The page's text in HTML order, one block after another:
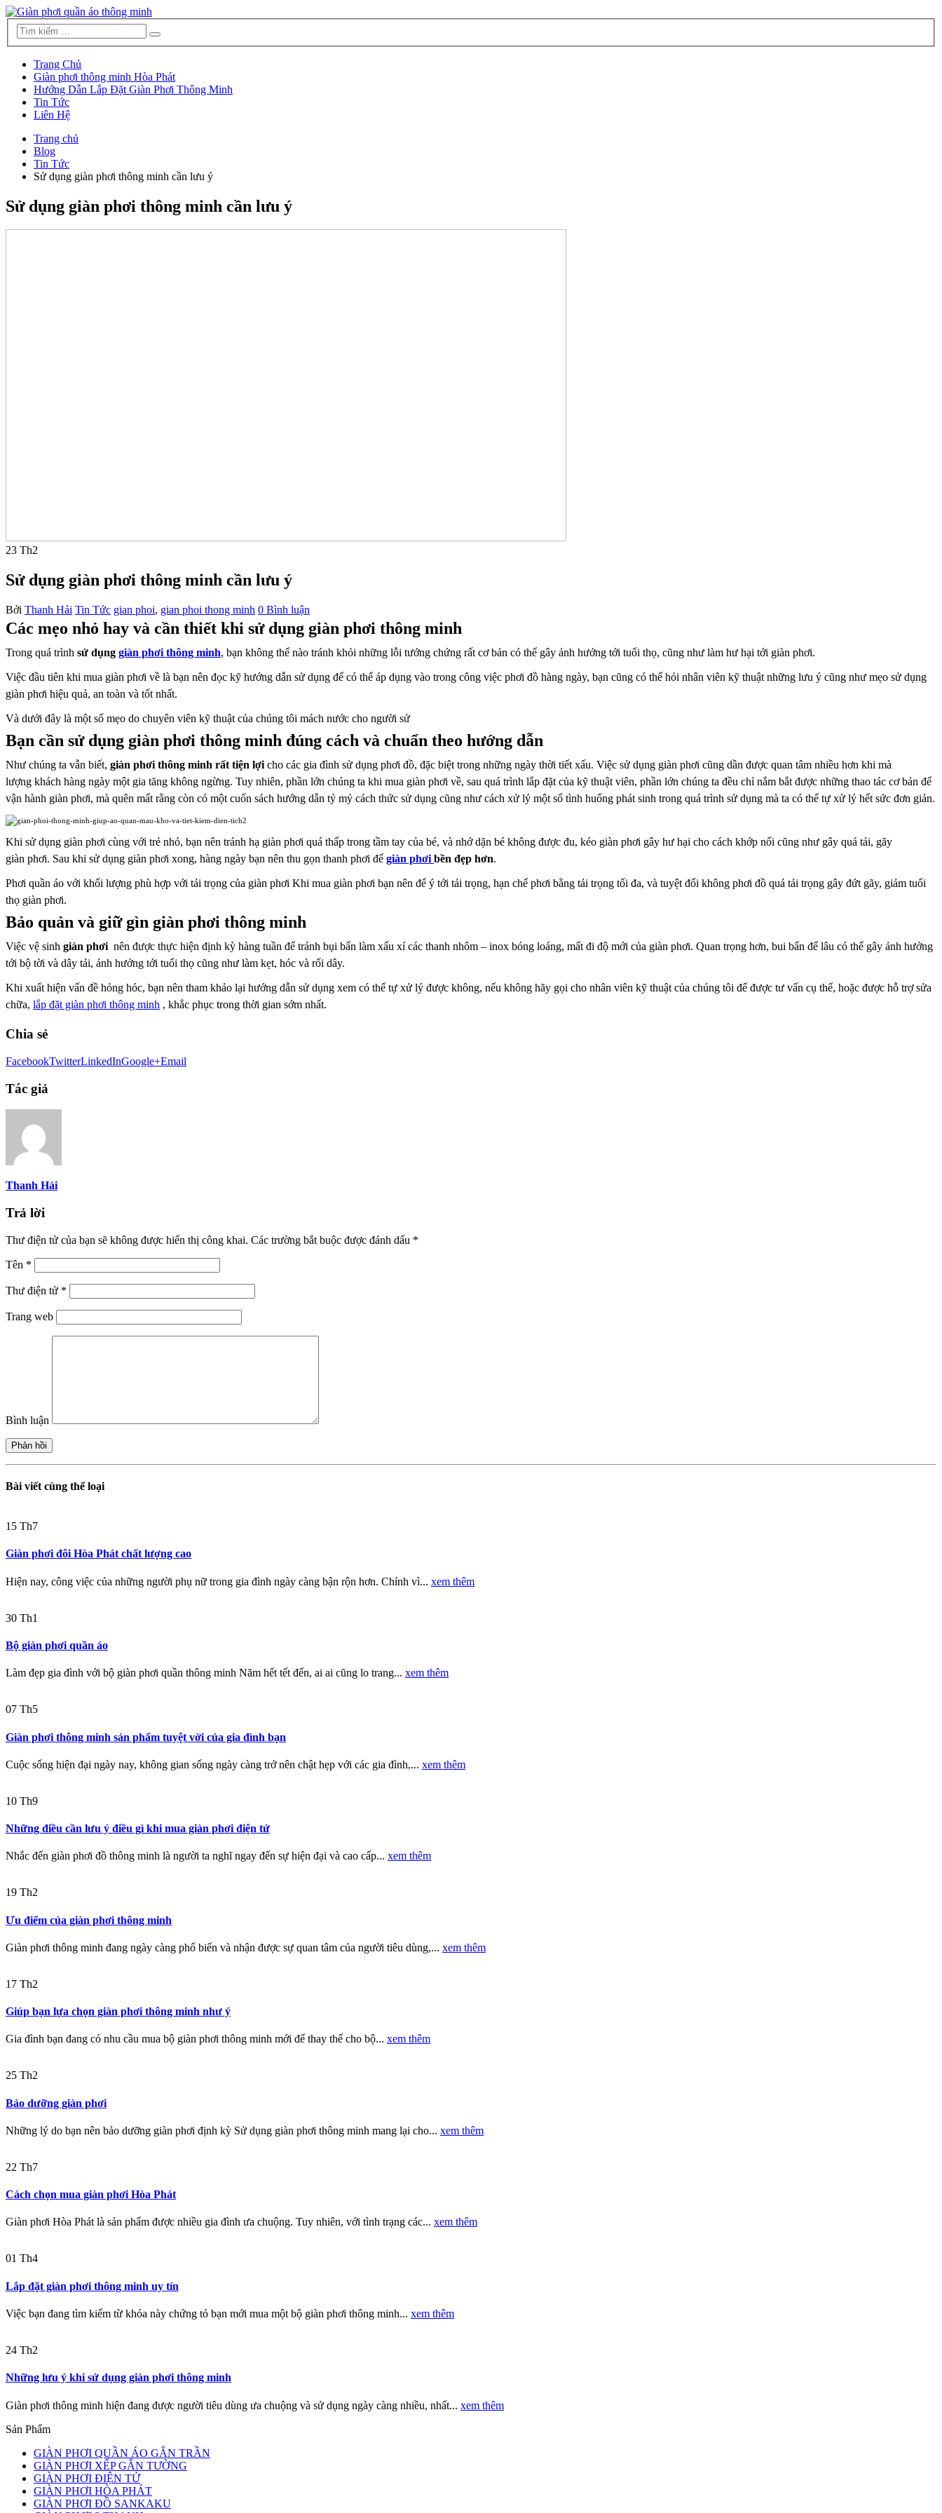
Trang Chủ
Giàn phơi thông minh Hòa Phát
Hướng Dẫn Lắp Đặt Giàn Phơi Thông Minh
Tin Tức
Liên Hệ
Trang chủ
Blog
Tin Tức
Sử dụng giàn phơi thông minh cần lưu ý
Sử dụng giàn phơi thông minh cần lưu ý
23 Th2
Sử dụng giàn phơi thông minh cần lưu ý
Bởi Thanh Hải Tin Tức gian phoi, gian phoi thong minh 0 Bình luận
Các mẹo nhỏ hay và cần thiết khi sử dụng giàn phơi thông minh
Trong quá trình sử dụng giàn phơi thông minh, bạn không thể nào tránh khỏi những lỗi tưởng chứng rất cơ bản có thể gây ảnh hưởng tới tuổi thọ, cũng như làm hư hại tới giàn phơi.
Việc đầu tiên khi mua giàn phơi về là bạn nên đọc kỹ hướng dẫn sử dụng để có thể áp dụng vào trong công việc phơi đồ hàng ngày, bạn cũng có thể hỏi nhân viên kỹ thuật những lưu ý cũng như mẹo sử dụng
giàn phơi hiệu quả, an toàn và tốt nhất.
Và dưới đây là một số mẹo do chuyên viên kỹ thuật của chúng tôi mách nước cho người sử
Bạn cần sử dụng giàn phơi thông minh đúng cách và chuẩn theo hướng dẫn
Như chúng ta vẫn biết, giàn phơi thông minh rất tiện lợi cho các gia đình sử dụng phơi đồ, đặc biệt trong những ngày thời tiết xấu. Việc sử dụng giàn phơi cũng dần được quan tâm nhiều hơn khi mà
lượng khách hàng ngày một gia tăng không ngừng. Tuy nhiên, phần lớn chúng ta khi mua giàn phơi về, sau quá trình lắp đặt của kỹ thuật viên, phần lớn chúng ta đều chỉ nắm bắt được những thao tác cơ bản để
vận hành giàn phơi, mà quên mất rằng còn có một cuốn sách hướng dẫn tỷ mỷ cách thức sử dụng cũng như cách xử lý một số tình huống phát sinh trong quá trình sử dụng mà ta có thể tự xử lý hết sức đơn giản.
Khi sử dụng giàn phơi cùng với trẻ nhỏ, bạn nên tránh hạ giàn phơi quá thấp trong tầm tay của bé, và nhớ dặn bé không được đu, kéo giàn phơi gây hư hại cho cách khớp nối cũng như gây quá tải, gãy
giàn phơi. Sau khi sử dụng giàn phơi xong, hàng ngày bạn nên thu gọn thanh phơi để giàn phơi bền đẹp hơn.
Phơi quần áo với khối lượng phù hợp với tải trọng của giàn phơi Khi mua giàn phơi bạn nên để ý tới tải trọng, hạn chế phơi bằng tải trọng tối đa, và tuyệt đối không phơi đồ quá tải trọng gây đứt gãy, giảm tuổi
thọ giàn phơi.
Bảo quản và giữ gìn giàn phơi thông minh
Việc vệ sinh giàn phơi nên được thực hiện định kỳ hàng tuần để tránh bụi bẩn làm xấu xí các thanh nhôm – inox bóng loáng, mất đi độ mới của giàn phơi. Quan trọng hơn, bui bẩn để lâu có thể gây ảnh hưởng
tới bộ tời và dây tải, ảnh hưởng tới tuổi thọ cũng như làm kẹt, hóc và rối dây.
Khi xuất hiện vấn đề hỏng hóc, bạn nên tham khảo lại hướng dẫn sử dụng xem có thể tự xử lý được không, nếu không hãy gọi cho nhân viên kỹ thuật của chúng tôi để được tư vấn cụ thể, hoặc được hỗ trợ sửa
chữa, lắp đặt giàn phơi thông minh , khắc phục trong thời gian sớm nhất.
Chia sẻ
FacebookTwitterLinkedInGoogle+Email
Tác giả
Thanh Hải
Trả lời
Thư điện tử của bạn sẽ không được hiển thị công khai. Các trường bắt buộc được đánh dấu *
Tên *
Thư điện tử *
Trang web
Bình luận
Bài viết cùng thể loại
15 Th7
Giàn phơi đôi Hòa Phát chất lượng cao
Hiện nay, công việc của những người phụ nữ trong gia đình ngày càng bận rộn hơn. Chính vì... xem thêm
30 Th1
Bộ giàn phơi quần áo
Làm đẹp gia đình với bộ giàn phơi quần thông minh Năm hết tết đến, ai ai cũng lo trang... xem thêm
07 Th5
Giàn phơi thông minh sản phẩm tuyệt vời của gia đình bạn
Cuộc sống hiện đại ngày nay, không gian sống ngày càng trở nên chật hẹp với các gia đình,... xem thêm
10 Th9
Những điều cần lưu ý điều gì khi mua giàn phơi điện tử
Nhắc đến giàn phơi đồ thông minh là người ta nghĩ ngay đến sự hiện đại và cao cấp... xem thêm
19 Th2
Ưu điểm của giàn phơi thông minh
Giàn phơi thông minh đang ngày càng phổ biến và nhận được sự quan tâm của người tiêu dùng,... xem thêm
17 Th2
Giúp bạn lựa chọn giàn phơi thông minh như ý
Gia đình bạn đang có nhu cầu mua bộ giàn phơi thông minh mới để thay thế cho bộ... xem thêm
25 Th2
Bảo dưỡng giàn phơi
Những lý do bạn nên bảo dưỡng giàn phơi định kỳ Sử dụng giàn phơi thông minh mang lại cho... xem thêm
22 Th7
Cách chọn mua giàn phơi Hòa Phát
Giàn phơi Hòa Phát là sản phẩm được nhiều gia đình ưa chuộng. Tuy nhiên, với tình trạng các... xem thêm
01 Th4
Lắp đặt giàn phơi thông minh uy tín
Việc bạn đang tìm kiếm từ khóa này chứng tỏ bạn mới mua một bộ giàn phơi thông minh... xem thêm
24 Th2
Những lưu ý khi sử dụng giàn phơi thông minh
Giàn phơi thông minh hiện đang được người tiêu dùng ưa chuộng và sử dụng ngày càng nhiều, nhất... xem thêm
Sản Phẩm
GIÀN PHƠI QUẦN ÁO GẮN TRẦN
GIÀN PHƠI XẾP GẮN TƯỜNG
GIÀN PHƠI ĐIỆN TỬ
GIÀN PHƠI HÒA PHÁT
GIÀN PHƠI ĐỒ SANKAKU